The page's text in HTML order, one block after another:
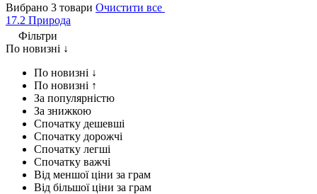
Вибрано 3 товари Очистити все
17.2 Природа
Фільтри
По новизні ↓
По новизні ↓
По новизні ↑
За популярністю
За знижкою
Спочатку дешевші
Спочатку дорожчі
Спочатку легші
Спочатку важчі
Від меншої ціни за грам
Від більшої ціни за грам